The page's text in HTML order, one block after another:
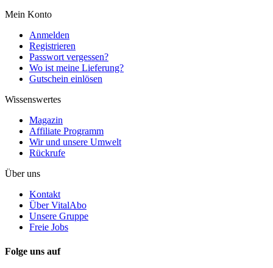
Mein Konto
Anmelden
Registrieren
Passwort vergessen?
Wo ist meine Lieferung?
Gutschein einlösen
Wissenswertes
Magazin
Affiliate Programm
Wir und unsere Umwelt
Rückrufe
Über uns
Kontakt
Über VitalAbo
Unsere Gruppe
Freie Jobs
Folge uns auf